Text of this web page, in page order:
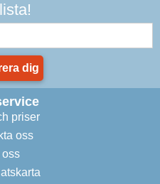
dig
priser
oss
oss